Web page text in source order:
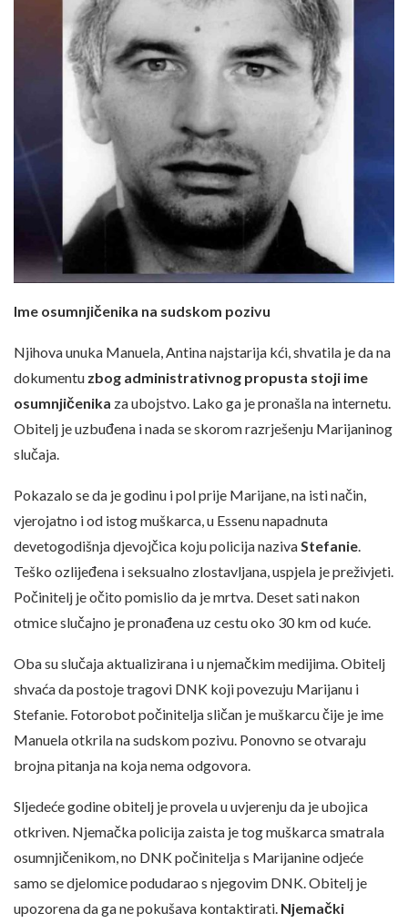
Ime osumnjičenika na sudskom pozivu
Njihova unuka Manuela, Antina najstarija kći, shvatila je da na
dokumentu zbog administrativnog propusta stoji ime
osumnjičenika za ubojstvo. Lako ga je pronašla na internetu.
Obitelj je uzbuđena i nada se skorom razrješenju Marijaninog
slučaja.
Pokazalo se da je godinu i pol prije Marijane, na isti način,
vjerojatno i od istog muškarca, u Essenu napadnuta
devetogodišnja djevojčica koju policija naziva Stefanie
Teško ozlijeđena i seksualno zlostavljana, uspjela je preživjeti.
Počinitelj je očito pomislio da je mrtva. Deset sati nakon
otmice slučajno je pronađena uz cestu oko 30 km od kuće.
Oba su slučaja aktualizirana i u njemačkim medijima. Obitelj
shvaća da postoje tragovi DNK koji povezuju Marijanu i
Stefanie. Fotorobot počinitelja sličan je muškarcu čije je ime
Manuela otkrila na sudskom pozivu. Ponovno se otvaraju
brojna pitanja na koja nema odgovora.
Sljedeće godine obitelj je provela u uvjerenju da je ubojica
otkriven. Njemačka policija zaista je tog muškarca smatrala
osumnjičenikom, no DNK počinitelja s Marijanine odjeće
samo se djelomice podudarao s njegovim DNK. Obitelj je
upozorena da ga ne pokušava kontaktirati. Njemački